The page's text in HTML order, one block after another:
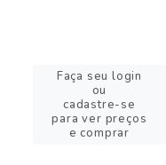
Faça seu login
ou
cadastre-se
para ver preços
e comprar